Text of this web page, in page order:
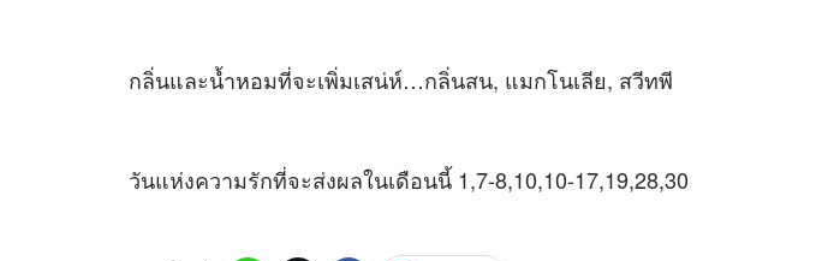
กลิ่นและน้ำหอมที่จะเพิ่มเสน่ห์…กลิ่นสน, แมกโนเลีย, สวีทพี
วันแห่งความรักที่จะส่งผลในเดือนนี้ 1,7-8,10,10-17,19,28,30